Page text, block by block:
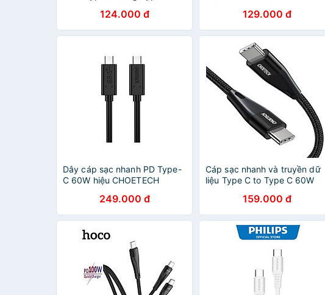
124.000 đ
CHOETECH XCC-1003 (chip
sạc thông minh, truyền tải dữ
liệu cao 480Mbps) - hàng
nhập khẩu
129.000 đ
Dây cáp sạc nhanh PD Type-
C 60W hiệu CHOETECH
C PD cho Smartphone / Tablet
/ Macbook / Laptop Type C
(3A, công suất 60W, sạc
nhanh QC 3.0) - Hàng chính
249.000 đ
Cáp sạc nhanh và truyền dữ
liệu Type C to Type C 60W
1004 Series - Hàng chính
hãng
159.000 đ